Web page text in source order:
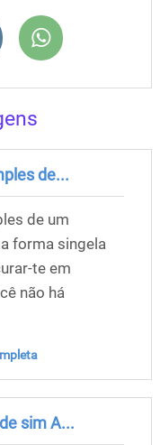
de...
de um
forma singela
te em
não há
sim A...